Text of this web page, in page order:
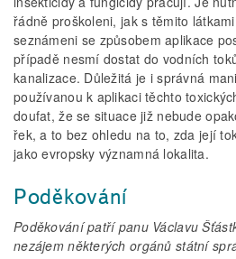
řádně proškoleni, jak s těmito
seznámeni se způsobem aplikace
případě nesmí dostat do vodních
kanalizace. Důležitá je i správná
používanou k aplikaci těchto
doufat, že se situace již nebude
řek, a to bez ohledu na to, zda její
jako evropsky významná lokalita.
Poděkování
Poděkování patří panu Václavu
nezájem některých orgánů státní